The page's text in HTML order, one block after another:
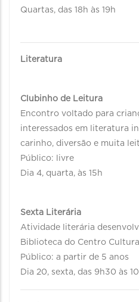
Quartas, das 18h às 19h
Literatura
Clubinho de Leitura
Encontro voltado para
interessados em literatura
carinho, diversão e muita
Público: livre
Dia 4, quarta, às 15h
Sexta Literária
Atividade literária
Biblioteca do Centro
Público: a partir de 5 anos
Dia 20, sexta, das 9h30 às